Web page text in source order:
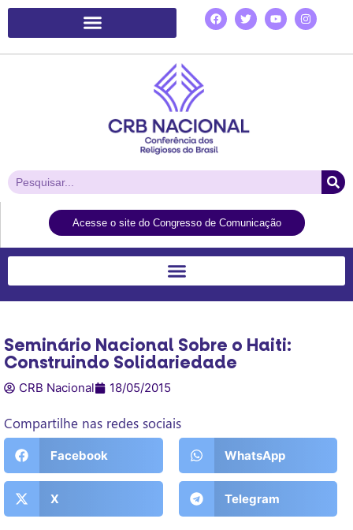
Acesse o site do Congresso de Comunicação
Seminário Nacional Sobre o Haiti:
Construindo Solidariedade
CRB Nacional 18/05/2015
Compartilhe nas redes sociais
Facebook WhatsApp
X Telegram